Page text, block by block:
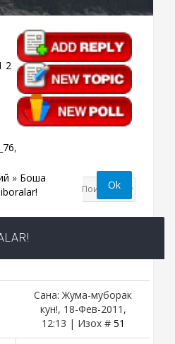
2
,
» Бошқа
Сана: Жума-муборак
кун!, 18-Фев-2011,
12:13 | Изох # 51